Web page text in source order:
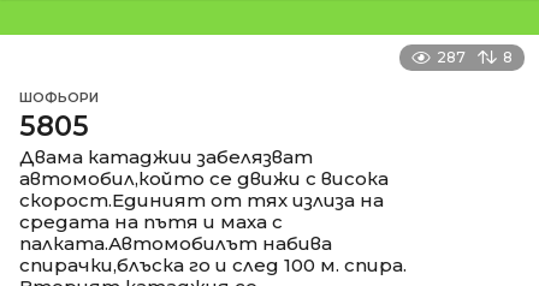
287 8
ШОФЬОРИ
5805
Двама катаджии забелязват
автомобил,който се движи с висока
скорост.Единият от тях излиза на
средата на пътя и маха с
палката.Автомобилът набива
спирачки,блъска го и след 100 м. спира.